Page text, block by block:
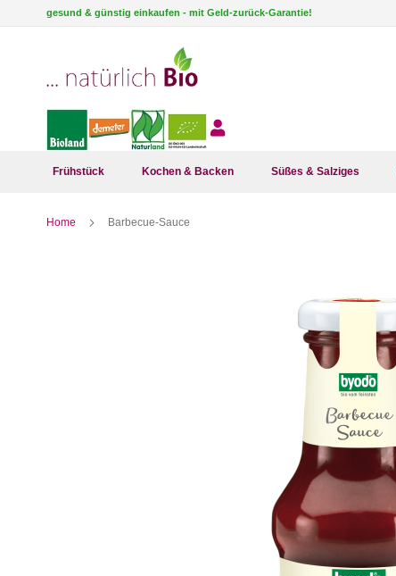
Direkt
gesund & günstig einkaufen - mit Geld-zurück-Garantie!
Frühstück Kochen & Backen Süßes & Salziges
Home Barbecue-Sauce